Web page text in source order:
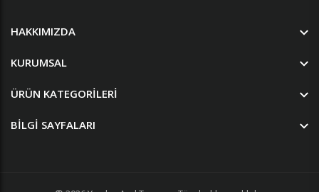
HAKKIMIZDA
KURUMSAL
ÜRÜN KATEGORILERI
BILGI SAYFALARI